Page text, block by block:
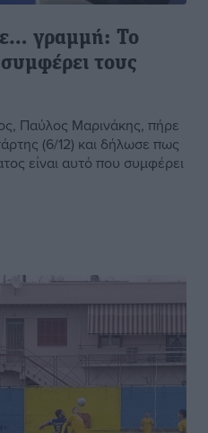
γραμμή: Το
τους
Παύλος Μαρινάκης, πήρε
(6/12) και δήλωσε πως
είναι αυτό που συμφέρει